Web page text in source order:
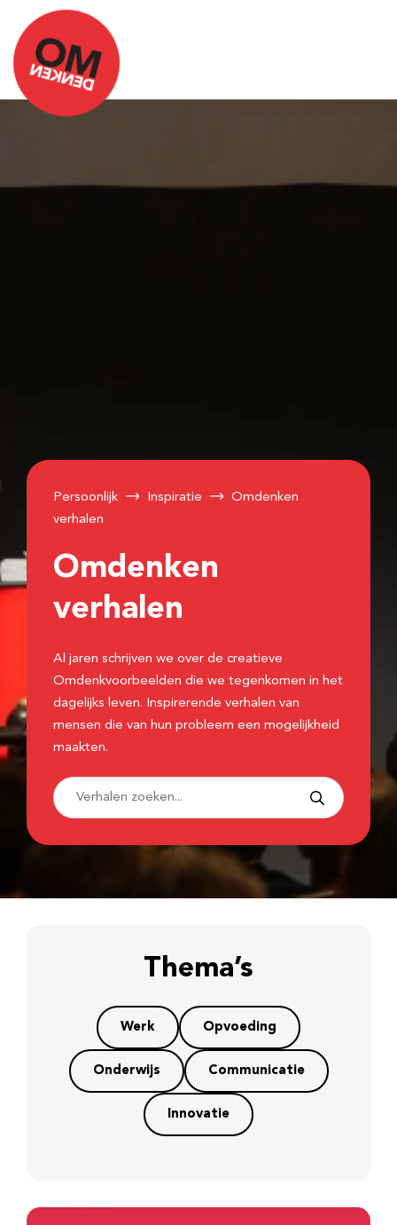
Persoonlijk Inspiratie
Omdenken
verhalen
Omdenken
verhalen
Al jaren schrijven we over de creatieve
Omdenkvoorbeelden die we tegenkomen in het
dagelijks leven. Inspirerende verhalen van
mensen die van hun probleem een mogelijkheid
maakten.
Thema’s
Werk Opvoeding
Onderwijs Communicatie
Innovatie